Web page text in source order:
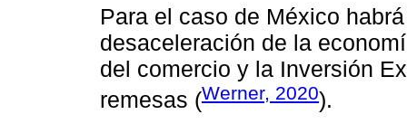
Para el caso de México
desaceleración de la
del comercio y la Inversión
remesas (Werner, 2020).